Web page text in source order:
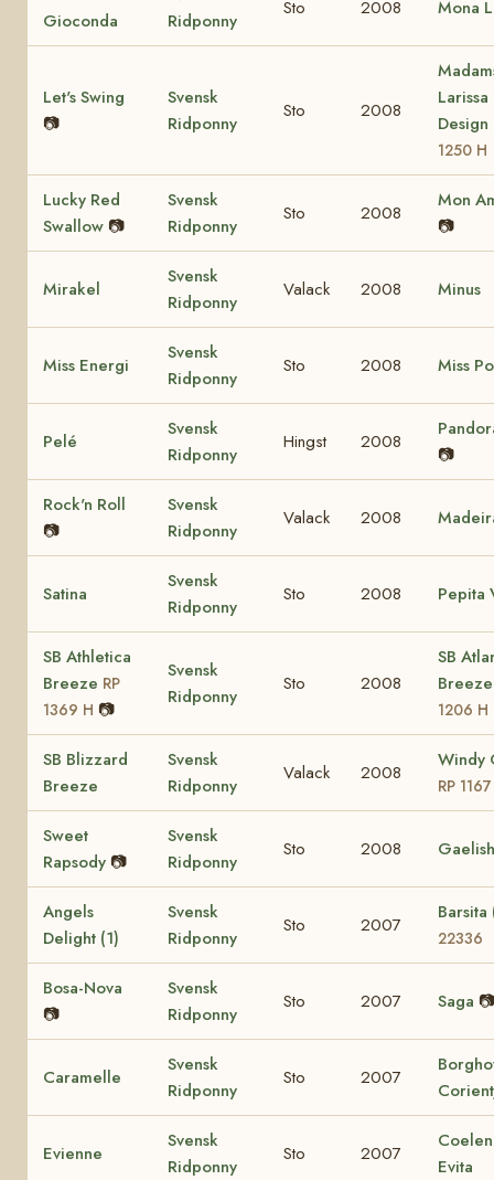
Gioconda
Ridponny
Sto 2008 Mona
Let's Swing
📷
Svensk
Ridponny
Sto 2008
Larissa
Design
1250 H
Lucky Red
Swallow 📷
Svensk
Ridponny
Sto 2008
Mon
📷
Mirakel
Svensk
Ridponny
Valack 2008 Minus
Miss Energi
Svensk
Ridponny
Sto 2008 Miss
Pelé
Svensk
Ridponny
Hingst 2008
📷
Rock'n Roll
📷
Svensk
Ridponny
Valack 2008
Satina
Svensk
Ridponny
Sto 2008 Pepita
SB Athletica
Breeze RP
1369 H 📷
Svensk
Ridponny
Sto 2008
SB
1206 H
SB Blizzard
Breeze
Svensk
Ridponny
Valack 2008
Windy
RP
Sweet
Rapsody 📷
Svensk
Ridponny
Sto 2008 Gaelish
Angels
Delight (1)
Svensk
Ridponny
Sto 2007
Barsita
22336
Bosa-Nova
📷
Svensk
Ridponny
Sto 2007 Saga 📷
Caramelle
Svensk
Ridponny
Sto 2007
Evienne
Svensk
Ridponny
Sto 2007
Evita